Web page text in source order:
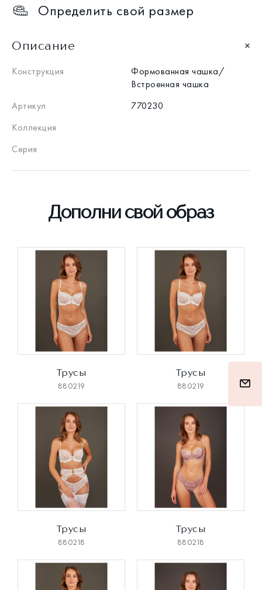
Определить свой размер
Описание
Конструкция
Формованная чашка/
Встроенная чашка
Артикул
770230
Коллекция
Серия
Дополни свой образ
Трусы
880219
Трусы
880219
Трусы
880218
Трусы
880218